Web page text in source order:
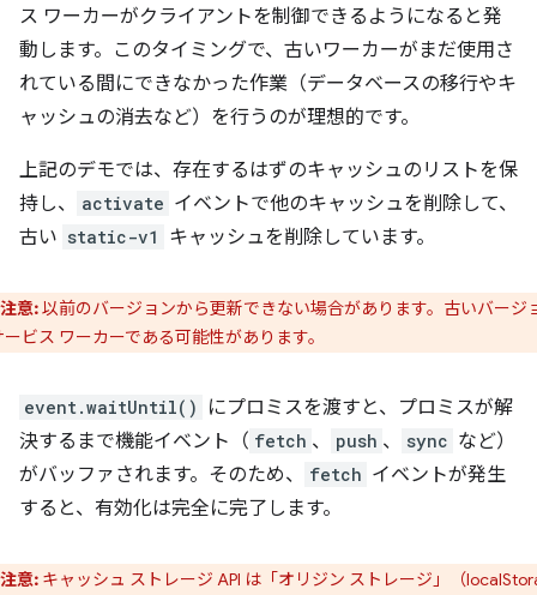
ス ワーカーがクライアントを制御できるようになると発
動します。このタイミングで、古いワーカーがまだ使用さ
れている間にできなかった作業（データベースの移行やキ
ャッシュの消去など）を行うのが理想的です。
上記のデモでは、存在するはずのキャッシュのリストを保
持し、
activate イベントで他のキャッシュを削除して、
古い static-v1 キャッシュを削除しています。
注意:以前のバージョンから更新できない場合があります。古いバージ
ビス ワーカーである可能性があります。
event.waitUntil()
にプロミスを渡すと、プロミスが解
決するまで機能イベント（ fetch 、 push 、 sync など）
がバッファされます。そのため、
fetch イベントが発生
すると、有効化は完全に完了します。
注意: キャッシュ ストレージ API は「オリジン ストレージ」（